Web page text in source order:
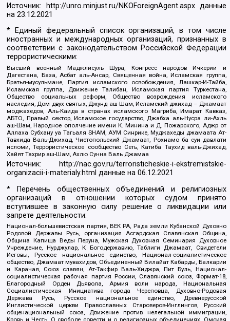
Источник: http://unro.minjust.ru/NKOForeignAgent.aspxданные
на23.12.2021
* Единый федеральный список организаций, в том числе
иностранных и международных организаций, признанных в
соответствии с законодательством Российской Федерации
террористическими:
Высший военный Маджлисуль Шура, Конгресс народов Ичкерии и
Дагестана, База, Асбат аль-Ансар, Священная война, Исламская группа,
Братья-мусульмане, Партия исламского освобождения, Лашкар-И-Тайба,
Исламская группа, Движение Талибан, Исламская партия Туркестана,
Общество социальных реформ, Общество возрождения исламского
наследия, Дом двух святых, Джунд аш-Шам, Исламский джихад – Джамаат
моджахедов, Аль-Каида в странах исламского Магриба, Имарат Кавказ,
АБТО, Правый сектор, Исламское государство, Джабха аль-Нусра ли-Ахль
аш-Шам, Народное ополчение имени К. Минина и Д. Пожарского, Аджр от
Аллаха Субхану уа Тагьаля SHAM, АУМ Синрике, Муджахеды джамаата Ат-
Тавхида Валь-Джихад, Чистопольский Джамаат, Рохнамо ба суи давлати
исломи, Террористическое сообщество Сеть, Катиба Таухид валь-Джихад,
Хайят Тахрир аш-Шам, Ахлю Сунна Валь Джамаа
Источник:
http://nac.gov.ru/terroristicheskie-i-ekstremistskie-
organizacii-i-materialy.html данные на06.12.2021
* Перечень общественных объединений и религиозных
организаций в отношении которых судом принято
вступившее в законную силу решение о ликвидации или
запрете деятельности:
Национал-большевистская партия, ВЕК РА, Рада земли Кубанской Духовно
Родовой Державы Русь, организация Асгардская Славянская Община,
Община Капища Веды Перуна, Мужская Духовная Семинария Духовное
Учреждение, Нурджулар, К Богодержавию, Таблиги Джамаат, Свидетели
Иеговы, Русское национальное единство, Национал-социалистическое
общество, Джамаат мувахидов, Объединенный Вилайат Кабарды, Балкарии
и Карачая, Союз славян, Ат-Такфир Валь-Хиджра, Пит Буль, Национал-
социалистическая рабочая партия России, Славянский союз, Формат-18,
Благородный Орден Дьявола, Армия воли народа, Национальная
Социалистическая Инициатива города Череповца, Духовно-Родовая
Держава Русь, Русское национальное единство, Древнерусской
Инглистической церкви Православных Староверов-Инглингов, Русский
общенациональный союз, Движение против нелегальной иммиграции,